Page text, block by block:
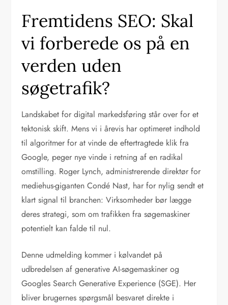
Fremtidens SEO: Skal
vi forberede os på en
verden uden
søgetrafik?
Landskabet for digital markedsføring står over for et
tektonisk skift. Mens vi i årevis har optimeret indhold
til algoritmer for at vinde de eftertragtede klik fra
Google, peger nye vinde i retning af en radikal
omstilling. Roger Lynch, administrerende direktør for
mediehus-giganten Condé Nast, har for nylig sendt et
klart signal til branchen: Virksomheder bør lægge
deres strategi, som om trafikken fra søgemaskiner
potentielt kan falde til nul.
Denne udmelding kommer i kølvandet på
udbredelsen af generative AI-søgemaskiner og
Googles Search Generative Experience (SGE). Her
bliver brugernes spørgsmål besvaret direkte i